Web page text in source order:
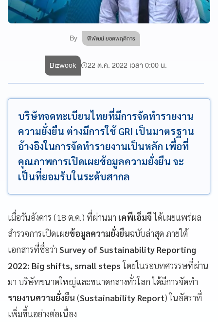
By พิพัฒน์ ยอดพฤติการ
Bizweek 22 ต.ค. 2022 เวลา 0:00 น.
บริษัทจดทะเบียนไทยที่มีการจัดทำรายงาน
ความยั่งยืน ต่างมีการใช้ GRI เป็นมาตรฐาน
อ้างอิงในการจัดทำรายงานเป็นหลัก เพื่อที่
คุณภาพการเปิดเผยข้อมูลความยั่งยืน จะ
เป็นที่ยอมรับในระดับสากล
เมื่อวันอังคาร (18 ต.ค.) ที่ผ่านมา เคพีเอ็มจีได้เผยแพร่ผล
สำรวจการเปิดเผยข้อมูลความยั่งยืนฉบับล่าสุด ภายใต้
เอกสารที่ชื่อว่า Survey of Sustainability Reporting
2022: Big shifts, small stepsโดยในรอบทศวรรษที่ผ่าน
มา บริษัทขนาดใหญ่และขนาดกลางทั่วโลก ได้มีการจัดทำ
รายงานความยั่งยืน (Sustainability Report) ในอัตราที่
เพิ่มขึ้นอย่างต่อเนื่อง